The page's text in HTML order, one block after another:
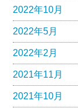
2022年10月
2022年5月
2022年2月
2021年11月
2021年10月